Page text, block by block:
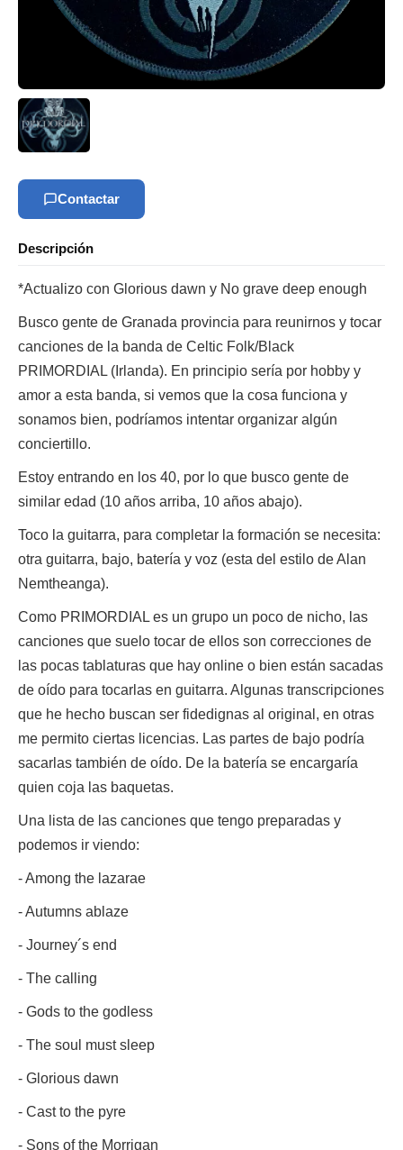
Contactar
Descripción
*Actualizo con Glorious dawn y No grave deep enough
Busco gente de Granada provincia para reunirnos y tocar
canciones de la banda de Celtic Folk/Black
PRIMORDIAL (Irlanda). En principio sería por hobby y
amor a esta banda, si vemos que la cosa funciona y
sonamos bien, podríamos intentar organizar algún
conciertillo.
Estoy entrando en los 40, por lo que busco gente de
similar edad (10 años arriba, 10 años abajo).
Toco la guitarra, para completar la formación se necesita:
otra guitarra, bajo, batería y voz (esta del estilo de Alan
Nemtheanga).
Como PRIMORDIAL es un grupo un poco de nicho, las
canciones que suelo tocar de ellos son correcciones de
las pocas tablaturas que hay online o bien están sacadas
de oído para tocarlas en guitarra. Algunas transcripciones
que he hecho buscan ser fidedignas al original, en otras
me permito ciertas licencias. Las partes de bajo podría
sacarlas también de oído. De la batería se encargaría
quien coja las baquetas.
Una lista de las canciones que tengo preparadas y
podemos ir viendo:
- Among the lazarae
- Autumns ablaze
- Journey´s end
- The calling
- Gods to the godless
- The soul must sleep
- Glorious dawn
- Cast to the pyre
- Sons of the Morrigan